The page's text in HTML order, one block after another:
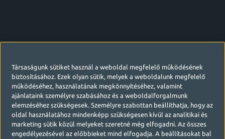
Társaságunk sütiket használ a weboldal megfelelő működésének
biztosításához. Ezek olyan sütik, melyek a weboldalunk megfelelő
működéséhez, használatának megkönnyítéséhez, valamint
ajánlataink személyre szabásához és a weboldalforgalmunk
elemzéséhez szükségesek. Személyre szabottan beállíthatja, hogy az
oldal használatához mindenképp szükségesen kívül az analitikai és
marketing sütik közül melyeket szeretné még elfogadni. Az összes
engedélyezésével az előbbieket mind elfogadja. A beállításokat bal